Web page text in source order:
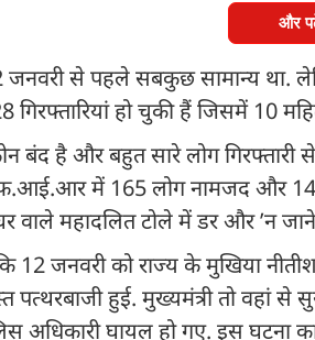
और
से पहले सबकुछ सामान्य था.
गिरफ्तारियां हो चुकी हैं जिसमें 10
बंद है और बहुत सारे लोग
एफ.आई.आर में 165 लोग नामजद और
महादलित टोले में डर और ’न जाने
जनवरी को राज्य के मुखिया
हुई. मुख्यमंत्री तो वहां से
अधिकारी घायल हो गए. इस घटना